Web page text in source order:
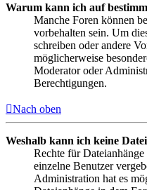
Warum kann ich auf
Manche Foren können
vorbehalten sein. Um
schreiben oder andere
möglicherweise
Moderator oder
Berechtigungen.
Nach oben
Weshalb kann ich keine
Rechte für
einzelne Benutzer
Administration hat es